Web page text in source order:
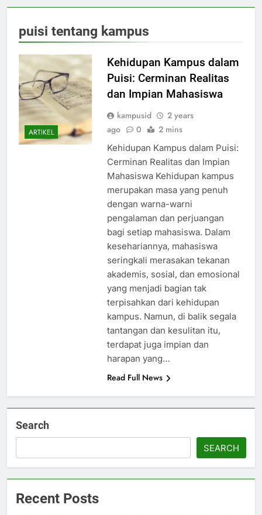
puisi tentang kampus
ARTIKEL
Kehidupan Kampus dalam
Puisi: Cerminan Realitas
dan Impian Mahasiswa
kampusid
2 years
ago
0 2 mins
Kehidupan Kampus dalam Puisi:
Cerminan Realitas dan Impian
Mahasiswa Kehidupan kampus
merupakan masa yang penuh
dengan warna-warni
pengalaman dan perjuangan
bagi setiap mahasiswa. Dalam
kesehariannya, mahasiswa
seringkali merasakan tekanan
akademis, sosial, dan emosional
yang menjadi bagian tak
terpisahkan dari kehidupan
kampus. Namun, di balik segala
tantangan dan kesulitan itu,
terdapat juga impian dan
harapan yang…
Read Full News
Search
SEARCH
Recent Posts